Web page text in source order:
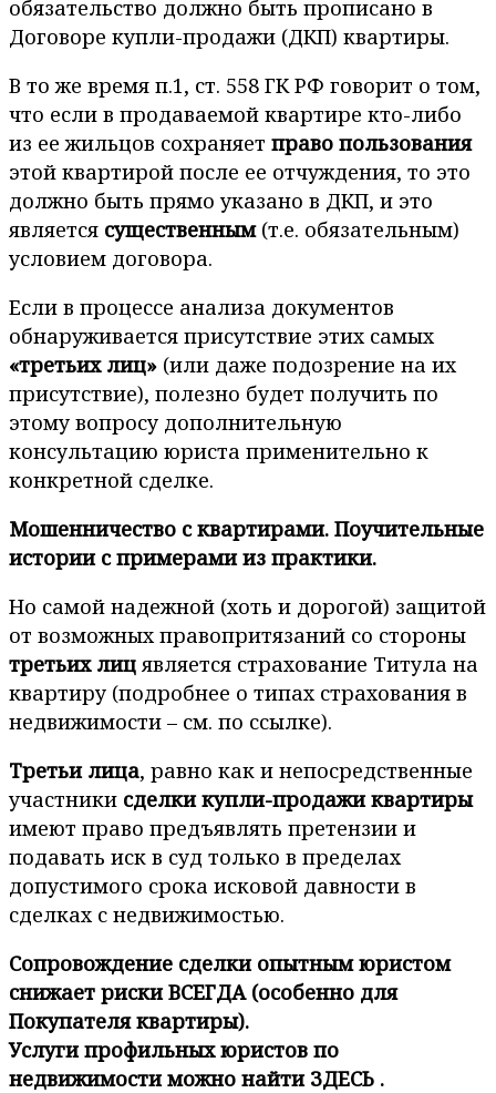
обязательство должно быть прописано в
Договоре купли-продажи (ДКП) квартиры.
В то же время п.1, ст. 558 ГК РФ говорит о том,
что если в продаваемой квартире кто-либо
из ее жильцов сохраняет право пользования
этой квартирой после ее отчуждения, то это
должно быть прямо указано в ДКП, и это
является существенным (т.е. обязательным)
условием договора.
Если в процессе анализа документов
обнаруживается присутствие этих самых
«третьих лиц» (или даже подозрение на их
присутствие), полезно будет получить по
этому вопросу дополнительную
консультацию юриста применительно к
конкретной сделке.
Мошенничество с квартирами. Поучительные
истории с примерами из практики.
Но самой надежной (хоть и дорогой) защитой
от возможных правопритязаний со стороны
третьих лиц является страхование Титула на
квартиру (подробнее о типах страхования в
недвижимости – см. по ссылке).
Третьи лица, равно как и непосредственные
участники сделки купли-продажи квартиры
имеют право предъявлять претензии и
подавать иск в суд только в пределах
допустимого срока исковой давности в
сделках с недвижимостью.
Сопровождение сделки опытным юристом
снижает риски ВСЕГДА (особенно для
Покупателя квартиры).
Услуги профильных юристов по
недвижимости можно найти ЗДЕСЬ .